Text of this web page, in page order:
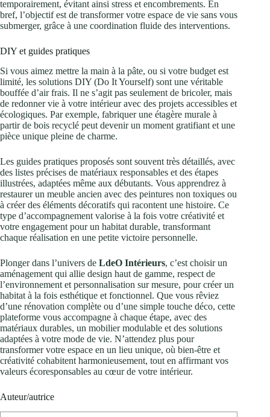
temporairement, évitant ainsi stress et encombrements. En
bref, l’objectif est de transformer votre espace de vie sans vous
submerger, grâce à une coordination fluide des interventions.
DIY et guides pratiques
Si vous aimez mettre la main à la pâte, ou si votre budget est
limité, les solutions DIY (Do It Yourself) sont une véritable
bouffée d’air frais. Il ne s’agit pas seulement de bricoler, mais
de redonner vie à votre intérieur avec des projets accessibles et
écologiques. Par exemple, fabriquer une étagère murale à
partir de bois recyclé peut devenir un moment gratifiant et une
pièce unique pleine de charme.
Les guides pratiques proposés sont souvent très détaillés, avec
des listes précises de matériaux responsables et des étapes
illustrées, adaptées même aux débutants. Vous apprendrez à
restaurer un meuble ancien avec des peintures non toxiques ou
à créer des éléments décoratifs qui racontent une histoire. Ce
type d’accompagnement valorise à la fois votre créativité et
votre engagement pour un habitat durable, transformant
chaque réalisation en une petite victoire personnelle.
Plonger dans l’univers de LdeO Intérieurs, c’est choisir un
aménagement qui allie design haut de gamme, respect de
l’environnement et personnalisation sur mesure, pour créer un
habitat à la fois esthétique et fonctionnel. Que vous rêviez
d’une rénovation complète ou d’une simple touche déco, cette
plateforme vous accompagne à chaque étape, avec des
matériaux durables, un mobilier modulable et des solutions
adaptées à votre mode de vie. N’attendez plus pour
transformer votre espace en un lieu unique, où bien-être et
créativité cohabitent harmonieusement, tout en affirmant vos
valeurs écoresponsables au cœur de votre intérieur.
Auteur/autrice